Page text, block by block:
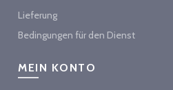
Lieferung
Bedingungen für den Dienst
MEIN KONTO